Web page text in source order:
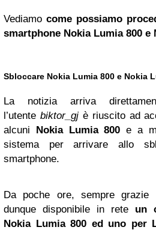
Vediamo come possiamo
smartphone Nokia Lumia 800 e
Sbloccare Nokia Lumia 800 e Nokia
La notizia arriva
l’utente biktor_gj è riuscito ad
alcuni Nokia Lumia 800 e a
sistema per arrivare allo
smartphone.
Da poche ore, sempre
dunque disponibile in rete un
Nokia Lumia 800 ed uno per